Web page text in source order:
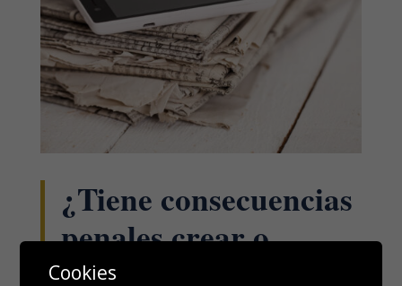
¿Tiene consecuencias
penales crear o
difundir fake news en
Cookies